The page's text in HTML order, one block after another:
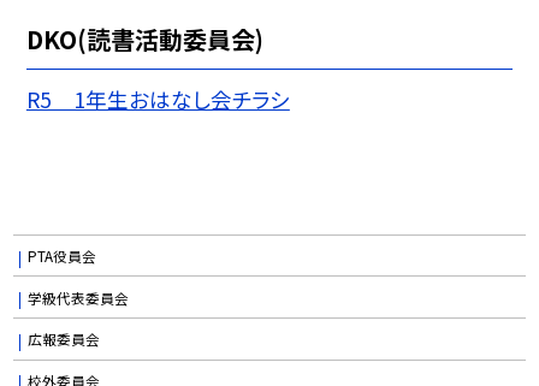
DKO(読書活動委員会)
R5 1年生おはなし会チラシ
PTA役員会
学級代表委員会
広報委員会
校外委員会